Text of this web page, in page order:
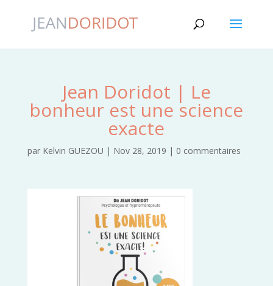
Jean Doridot | Le
bonheur est une science
exacte
par Kelvin GUEZOU | Nov 28, 2019 | 0 commentaires